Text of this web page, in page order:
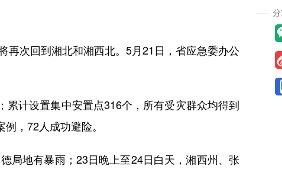
次回到湘北和湘西北。5月21日，省应急委办公
计设置集中安置点316个，所有受灾群众均得到
，72人成功避险。
地有暴雨；23日晚上至24日白天，湘西州、张